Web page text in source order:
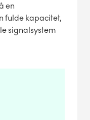
en
fulde kapacitet,
signalsystem